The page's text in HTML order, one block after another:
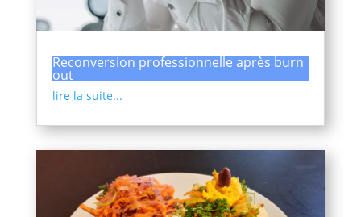
Reconversion professionnelle après burn
out
lire la suite...